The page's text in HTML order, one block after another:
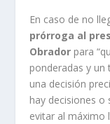
En caso de no
prórroga al
Obrador para
ponderadas y
una decisión
hay decisiones o
evitar al máximo